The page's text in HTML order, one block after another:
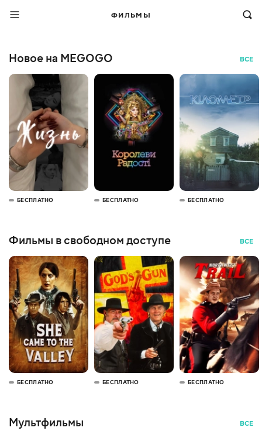
ФИЛЬМЫ
Новое на MEGOGO ВСЕ
БЕСПЛАТНО БЕСПЛАТНО БЕСПЛАТНО
Фильмы в свободном доступе ВСЕ
БЕСПЛАТНО БЕСПЛАТНО БЕСПЛАТНО
Мультфильмы ВСЕ